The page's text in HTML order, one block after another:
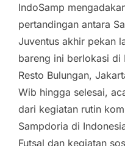
IndoSamp
pertandingan antara
Juventus akhir pekan
bareng ini berlokasi di
Resto Bulungan,
Wib hingga selesai,
dari kegiatan rutin
Sampdoria di
Futsal dan kegiatan